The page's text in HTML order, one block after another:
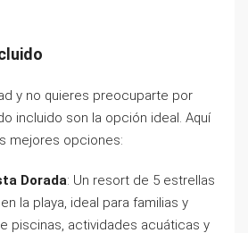
y no quieres preocuparte por
incluido son la opción ideal. Aquí
mejores opciones:
Dorada: Un resort de 5 estrellas
la playa, ideal para familias y
piscinas, actividades acuáticas y